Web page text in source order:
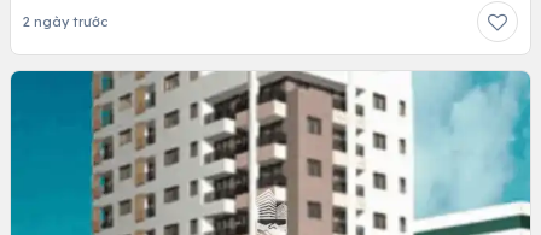
2 ngày trước